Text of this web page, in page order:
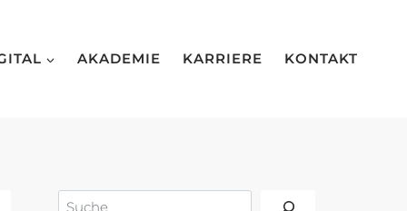
AKADEMIE KARRIERE KONTAKT
Suchen